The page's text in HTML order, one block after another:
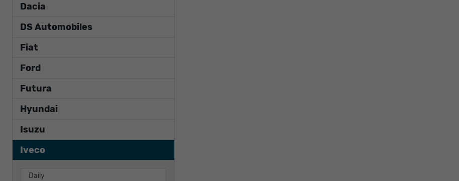
Dacia
DS Automobiles
Fiat
Ford
Futura
Hyundai
Isuzu
Iveco
Daily